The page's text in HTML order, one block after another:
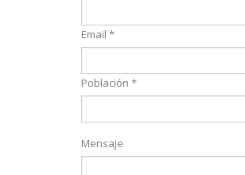
Email *
Población *
Mensaje